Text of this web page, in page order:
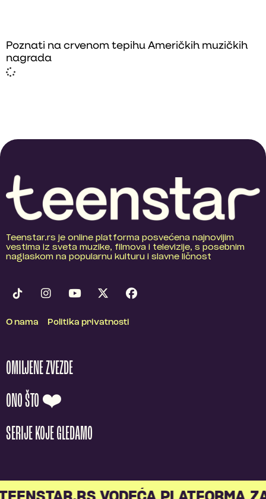
Poznati na crvenom tepihu Američkih muzičkih
nagrada
Teenstar.rs je online platforma posvećena najnovijim
vestima iz sveta muzike, filmova i televizije, s posebnim
naglaskom na popularnu kulturu i slavne ličnost
O nama Politika privatnosti
OMILJENE ZVEZDE
ONO ŠTO ❤️
SERIJE KOJE GLEDAMO